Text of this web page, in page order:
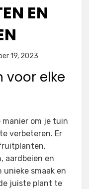
EN
19, 2023
voor elke
om je tuin
verbeteren. Er
aardbeien en
smaak en
juiste plant te